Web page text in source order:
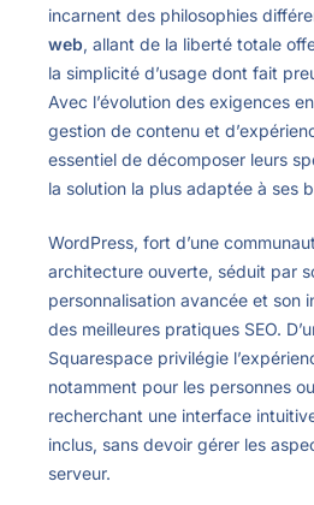
incarnent des philosophies
web, allant de la liberté totale
la simplicité d’usage dont fait
Avec l’évolution des exigences
gestion de contenu et
essentiel de décomposer leurs
la solution la plus adaptée à ses
WordPress, fort d’une
architecture ouverte, séduit par
personnalisation avancée et son
des meilleures pratiques SEO.
Squarespace privilégie
notamment pour les personnes
recherchant une interface
inclus, sans devoir gérer les
serveur.